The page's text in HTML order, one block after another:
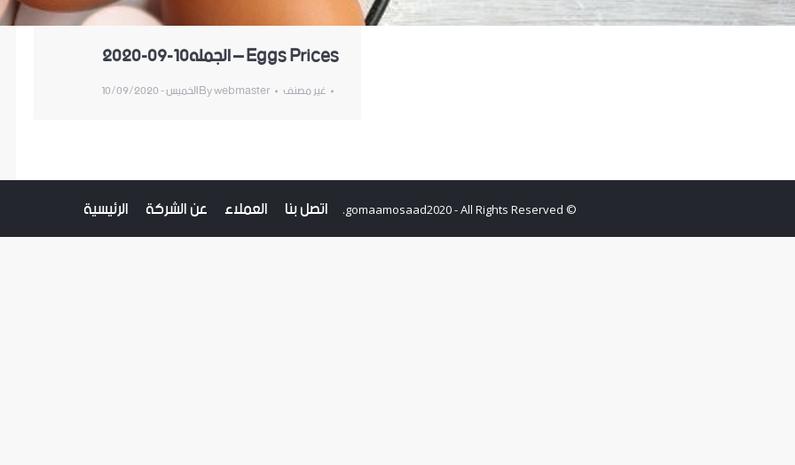
Eggs Prices – الجمله10-09-2020
غير مصنف Bywebmaster الخميس - 10/09/2020
© gomaamosaad2020 - All Rights Reserved. اتصل بنا العملاء عن الشركة الرئيسية